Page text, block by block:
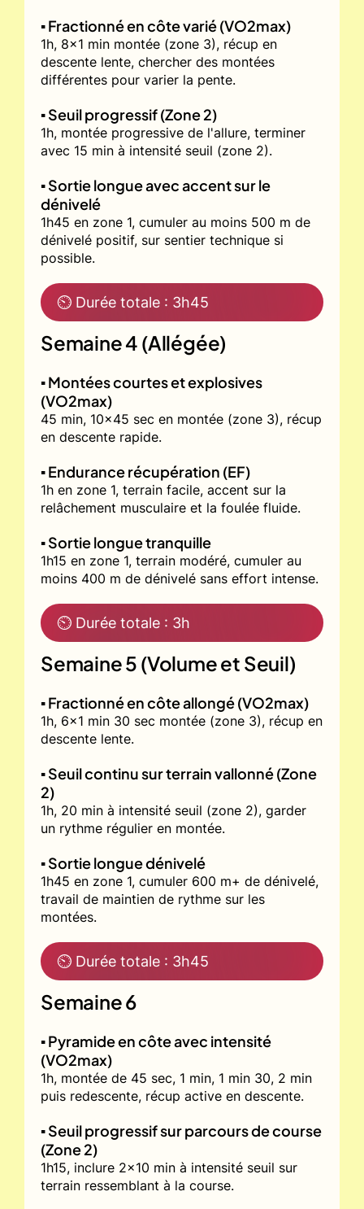
▪️ Fractionné en côte varié (VO2max)
1h, 8x1 min montée (zone 3), récup en
descente lente, chercher des montées
différentes pour varier la pente.
▪️ Seuil progressif (Zone 2)
1h, montée progressive de l'allure, terminer
avec 15 min à intensité seuil (zone 2).
▪️ Sortie longue avec accent sur le
dénivelé
1h45 en zone 1, cumuler au moins 500 m de
dénivelé positif, sur sentier technique si
possible.
⏲ Durée totale : 3h45
Semaine 4 (Allégée)
▪️ Montées courtes et explosives
(VO2max)
45 min, 10x45 sec en montée (zone 3), récup
en descente rapide.
▪️ Endurance récupération (EF)
1h en zone 1, terrain facile, accent sur la
relâchement musculaire et la foulée fluide.
▪️ Sortie longue tranquille
1h15 en zone 1, terrain modéré, cumuler au
moins 400 m de dénivelé sans effort intense.
⏲ Durée totale : 3h
Semaine 5 (Volume et Seuil)
▪️ Fractionné en côte allongé (VO2max)
1h, 6x1 min 30 sec montée (zone 3), récup en
descente lente.
▪️ Seuil continu sur terrain vallonné (Zone
2)
1h, 20 min à intensité seuil (zone 2), garder
un rythme régulier en montée.
▪️ Sortie longue dénivelé
1h45 en zone 1, cumuler 600 m+ de dénivelé,
travail de maintien de rythme sur les
montées.
⏲ Durée totale : 3h45
Semaine 6
▪️ Pyramide en côte avec intensité
(VO2max)
1h, montée de 45 sec, 1 min, 1 min 30, 2 min
puis redescente, récup active en descente.
▪️ Seuil progressif sur parcours de course
(Zone 2)
1h15, inclure 2x10 min à intensité seuil sur
terrain ressemblant à la course.